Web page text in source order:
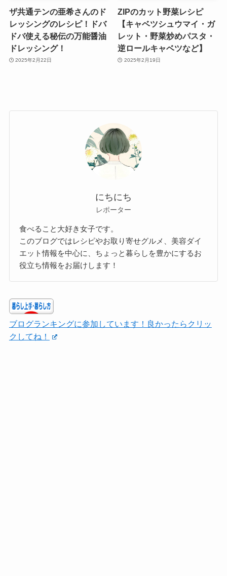
ザ共通テンの亜希さんのド
レッシングのレシピ！ドバ
ドバ使える秘伝の万能醤油
ドレッシング！
2025年2月22日
ZIPのカット野菜レシピ
【キャベツシュウマイ・ガ
レット・野菜炒めパスタ・
逆ロールキャベツなど】
2025年2月19日
にちにち
レポーター
食べること大好き女子です。
このブログではレシピやお取り寄せグルメ、美容ダイ
エット情報を中心に、ちょっと暮らしを豊かにするお
役立ち情報をお届けします！
ブログランキングに参加しています！良かったらクリッ
クしてね！